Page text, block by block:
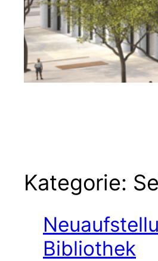
Kategorie:
Bibliothek